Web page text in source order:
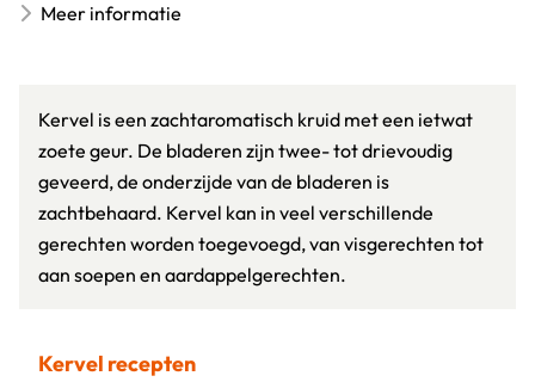
Meer informatie
Kervel is een zachtaromatisch kruid met een ietwat
zoete geur. De bladeren zijn twee- tot drievoudig
geveerd, de onderzijde van de bladeren is
zachtbehaard. Kervel kan in veel verschillende
gerechten worden toegevoegd, van visgerechten tot
aan soepen en aardappelgerechten.
Kervel recepten